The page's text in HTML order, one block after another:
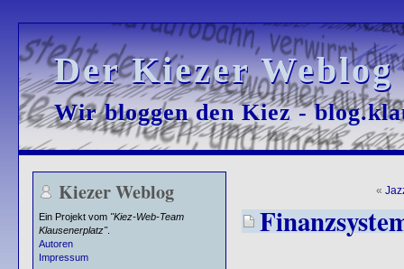
Der Kiezer
Der Kiezer
Wir bloggen den Kiez -
Wir bloggen den Kiez -
Kiezer Weblog
Ein Projekt vom "Kiez-Web-Team
Klausenerplatz".
Autoren
Impressum
«